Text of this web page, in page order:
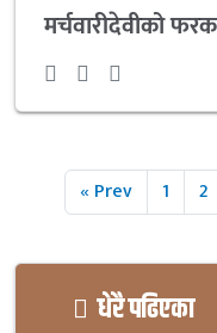
मर्चवारीदेवीको
« Prev 1 2
धेरै पढिएका